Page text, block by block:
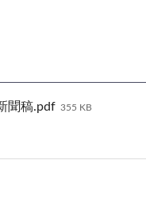
聞稿.pdf 355 KB